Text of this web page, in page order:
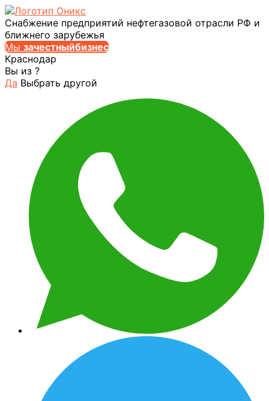
Снабжение предприятий нефтегазовой отрасли РФ и
ближнего зарубежья
Мы зачестныйбизнес
Краснодар
Вы из ?
Да Выбрать другой